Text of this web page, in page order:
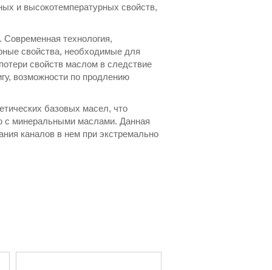
и высокотемпературных свойств,
технология,
свойства, необходимые для
свойств маслом в следствие
возможности по продлению
базовых масел, что
с минеральными маслами. Данная
каналов в нем при экстремально